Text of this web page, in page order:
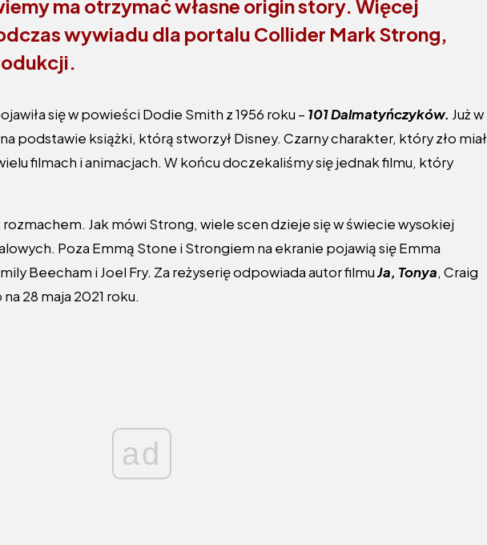
ma otrzymać własne origin story. Więcej
wywiadu dla portalu Collider Mark Strong,
się w powieści Dodie Smith z 1956 roku – 101 Dalmatyńczyków. Już w
podstawie książki, którą stworzył Disney. Czarny charakter, który zło miał
filmach i animacjach. W końcu doczekaliśmy się jednak filmu, który
Jak mówi Strong, wiele scen dzieje się w świecie wysokiej
Poza Emmą Stone i Strongiem na ekranie pojawią się Emma
Beecham i Joel Fry. Za reżyserię odpowiada autor filmuJa, Tonya, Craig
28 maja 2021 roku.
ad